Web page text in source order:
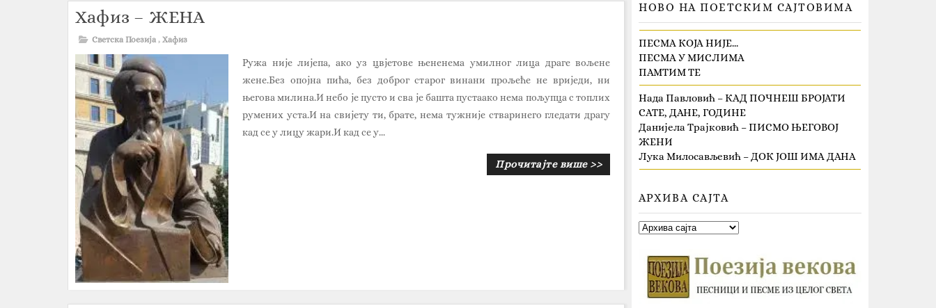
Хафиз – ЖЕНА
Светска Поезија , Хафиз
Ружа није лијепа, ако уз цвјетове њененема умилног лица драге вољене
жене.Без опојна пића, без доброг старог винани прољеће не вриједи, ни
његова милина.И небо је пусто и сва је башта пустаако нема пољупца с топлих
румених уста.И на свијету ти, брате, нема тужније стваринего гледати драгу
кад се у лицу жари.И кад се у...
Прочитајте више >>
НОВО НА ПОЕТСКИМ САЈТОВИМА
ПЕСМА КОЈА НИЈЕ…
ПЕСМА У МИСЛИМА
ПАМТИМ ТЕ
Нада Павловић – КАД ПОЧНЕШ БРОЈАТИ
САТЕ, ДАНЕ, ГОДИНЕ
Данијела Трајковић – ПИСМО ЊЕГОВОЈ
ЖЕНИ
Лука Милосављевић – ДОК ЈОШ ИМА ДАНА
АРХИВА САЈТА